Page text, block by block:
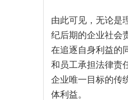
由此可见，无论是
纪后期的企业社会
在追逐自身利益的
和员工承担法律责
企业唯一目标的传
体利益。